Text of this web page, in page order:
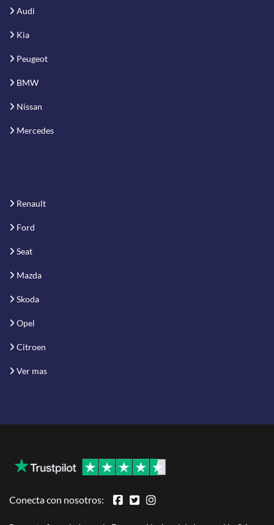
Audi
Kia
Peugeot
BMW
Nissan
Mercedes
Renault
Ford
Seat
Mazda
Skoda
Opel
Citroen
Ver mas
Conecta con nosotros: